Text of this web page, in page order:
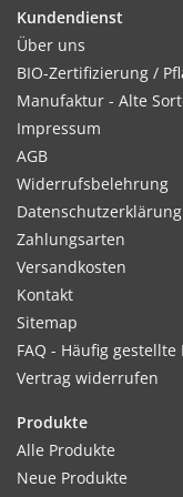
Pferdemist
Kultur:
Reihenabstand ca.
4 Samenkörner, bei
Standort:
Gurken benötigen
Boden, eine gute
Sonnig bis
Ernte / Blüte:
Ernte ca. 80 Tage
Kundendienst
Über uns
BIO-Zertifizierung /
Manufaktur - Alte
Impressum
AGB
Widerrufsbelehrung
Datenschutzerklärung
Zahlungsarten
Versandkosten
Kontakt
Sitemap
FAQ - Häufig gestellte
Vertrag widerrufen
Produkte
Alle Produkte
Neue Produkte